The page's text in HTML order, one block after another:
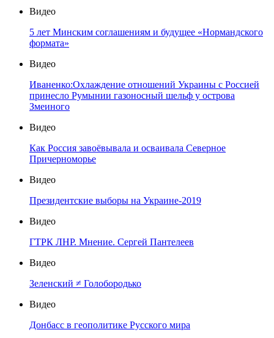
Видео
5 лет Минским соглашениям и будущее «Нормандского
формата»
Видео
Иваненко:Охлаждение отношений Украины с Россией
принесло Румынии газоносный шельф у острова
Змеиного
Видео
Как Россия завоёвывала и осваивала Северное
Причерноморье
Видео
Президентские выборы на Украине-2019
Видео
ГТРК ЛНР. Мнение. Сергей Пантелеев
Видео
Зеленский ≠ Голобородько
Видео
Донбасс в геополитике Русского мира